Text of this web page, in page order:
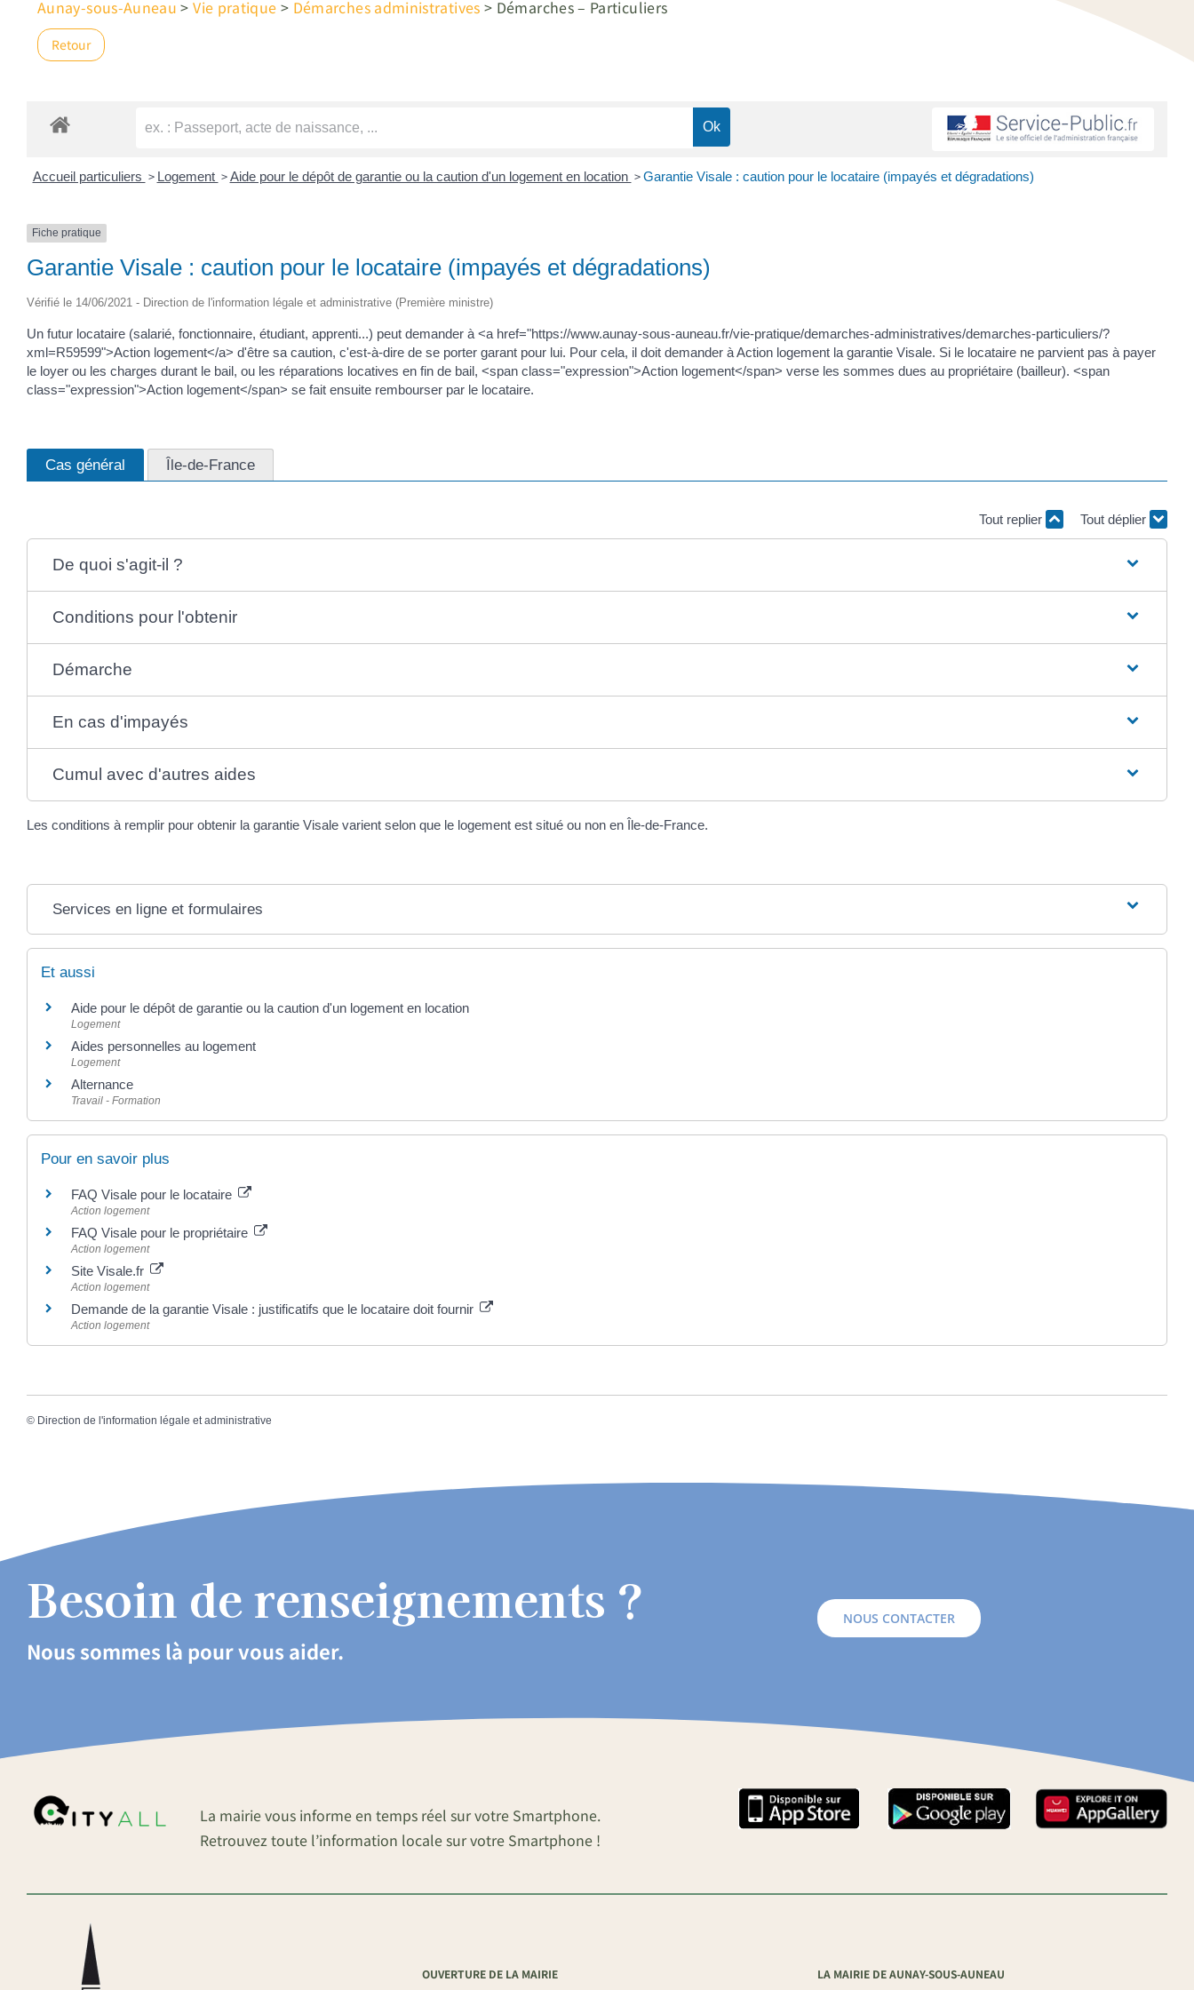
Aunay-sous-Auneau >Vie pratique > Démarches administratives > Démarches – Particuliers
Retour
Accueil particuliers > Logement > Aide pour le dépôt de garantie ou la caution d'un logement en location > Garantie Visale : caution pour le locataire (impayés et dégradations)
Fiche pratique
Garantie Visale : caution pour le locataire (impayés et dégradations)
Vérifié le 14/06/2021 - Direction de l'information légale et administrative (Première ministre)
Un futur locataire (salarié, fonctionnaire, étudiant, apprenti...) peut demander à <a href="https://www.aunay-sous-auneau.fr/vie-pratique/demarches-administratives/demarches-particuliers/?
xml=R59599">Action logement</a> d'être sa caution, c'est-à-dire de se porter garant pour lui. Pour cela, il doit demander à Action logement la garantie Visale. Si le locataire ne parvient pas à payer
le loyer ou les charges durant le bail, ou les réparations locatives en fin de bail, <span class="expression">Action logement</span> verse les sommes dues au propriétaire (bailleur). <span
class="expression">Action logement</span> se fait ensuite rembourser par le locataire.
Cas général Île-de-France
Tout replier Tout déplier
De quoi s'agit-il ?
Conditions pour l'obtenir
Démarche
En cas d'impayés
Cumul avec d'autres aides
Les conditions à remplir pour obtenir la garantie Visale varient selon que le logement est situé ou non en Île-de-France.
Services en ligne et formulaires
Et aussi
Aide pour le dépôt de garantie ou la caution d'un logement en location
Logement
Aides personnelles au logement
Logement
Alternance
Travail - Formation
Pour en savoir plus
FAQ Visale pour le locataire
Action logement
FAQ Visale pour le propriétaire
Action logement
Site Visale.fr
Action logement
Demande de la garantie Visale : justificatifs que le locataire doit fournir
Action logement
© Direction de l'information légale et administrative
Besoin de renseignements ?
Nous sommes là pour vous aider.
NOUS CONTACTER
La mairie vous informe en temps réel sur votre Smartphone.
Retrouvez toute l’information locale sur votre Smartphone !
OUVERTURE DE LA MAIRIE LA MAIRIE DE AUNAY-SOUS-AUNEAU